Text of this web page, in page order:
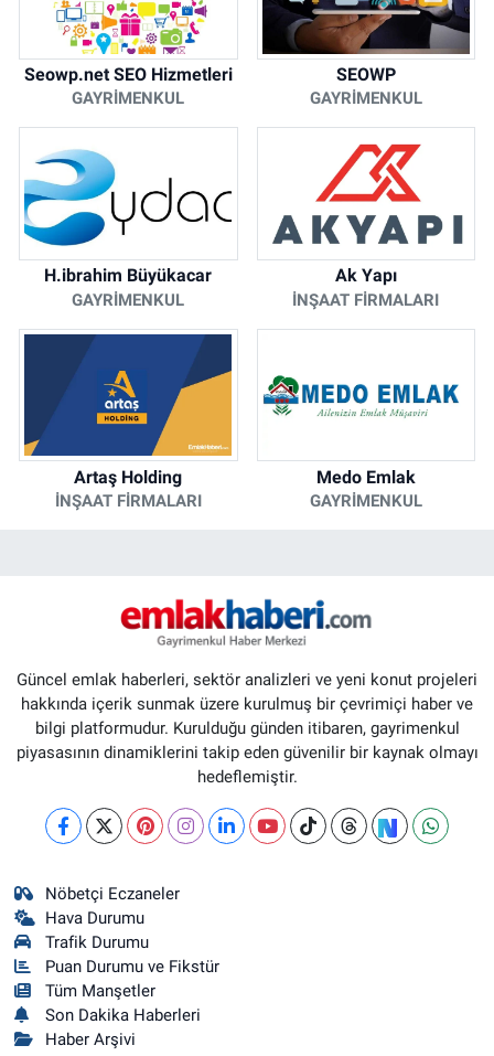
Seowp.net SEO Hizmetleri
GAYRIMENKUL
SEOWP
GAYRIMENKUL
H.ibrahim Büyükacar
GAYRIMENKUL
Ak Yapı
İNŞAAT FIRMALARI
Artaş Holding
İNŞAAT FIRMALARI
Medo Emlak
GAYRIMENKUL
Güncel emlak haberleri, sektör analizleri ve yeni konut projeleri
hakkında içerik sunmak üzere kurulmuş bir çevrimiçi haber ve
bilgi platformudur. Kurulduğu günden itibaren, gayrimenkul
piyasasının dinamiklerini takip eden güvenilir bir kaynak olmayı
hedeflemiştir.
Nöbetçi Eczaneler
Hava Durumu
Trafik Durumu
Puan Durumu ve Fikstür
Tüm Manşetler
Son Dakika Haberleri
Haber Arşivi